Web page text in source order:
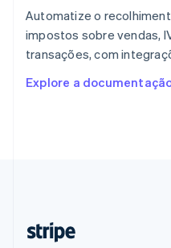
Automatize o
impostos sobre vendas,
transações, com
Explore a
Reino Unido
República Tcheca
English
English